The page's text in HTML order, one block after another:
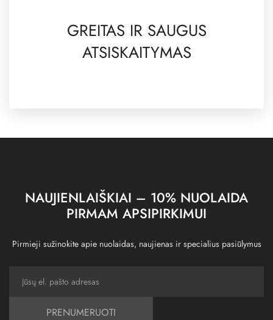
GREITAS IR SAUGUS
ATSISKAITYMAS
NAUJIENLAIŠKIAI – 10% NUOLAIDA
PIRMAM APSIPIRKIMUI
Pirmieji sužinokite apie nuolaidas, naujienas ir specialius pasiūlymus
PRENUMERUOTI